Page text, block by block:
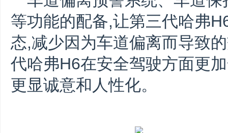
等功能的配备,让第三代哈弗
态,减少因为车道偏离而导致
代哈弗H6在安全驾驶方面更
更显诚意和人性化。